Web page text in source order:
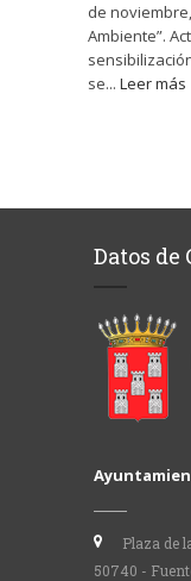
de
Ambiente”.
se... Leer más
Datos de
Plaza de
50740 -